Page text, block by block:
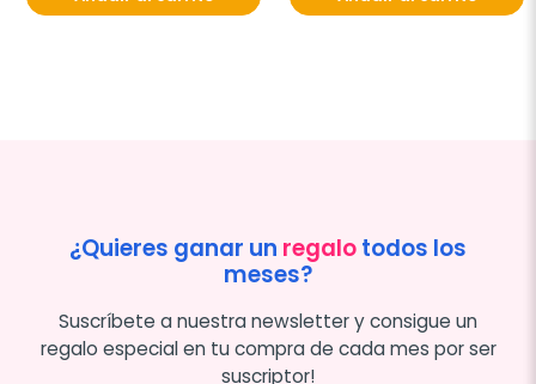
¿Quieres ganar un regalotodos los
meses?
Suscríbete a nuestra newsletter y consigue un
regalo especial en tu compra de cada mes por ser
suscriptor!